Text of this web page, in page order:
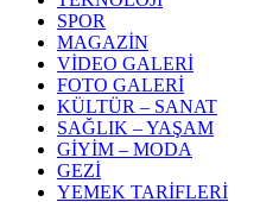
SPOR
MAGAZİN
VİDEO GALERİ
FOTO GALERİ
KÜLTÜR – SANAT
SAĞLIK – YAŞAM
GİYİM – MODA
GEZİ
YEMEK TARİFLERİ